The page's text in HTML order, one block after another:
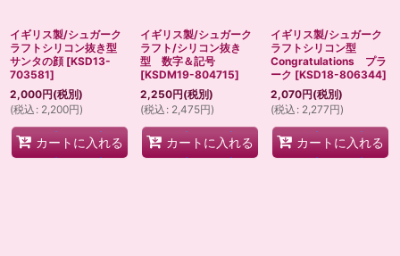
イギリス製/シュガーク
ラフトシリコン抜き型
サンタの顔 [KSD13-
703581]
2,000円(税別)
(税込 : 2,200円)
カートに入れる
イギリス製/シュガーク
ラフト/シリコン抜き
型 数字＆記号
[KSDM19-804715]
2,250円(税別)
(税込 : 2,475円)
カートに入れる
イギリス製/シュガーク
ラフトシリコン型
Congratulations プラ
ーク [KSD18-806344]
2,070円(税別)
(税込 : 2,277円)
カートに入れる